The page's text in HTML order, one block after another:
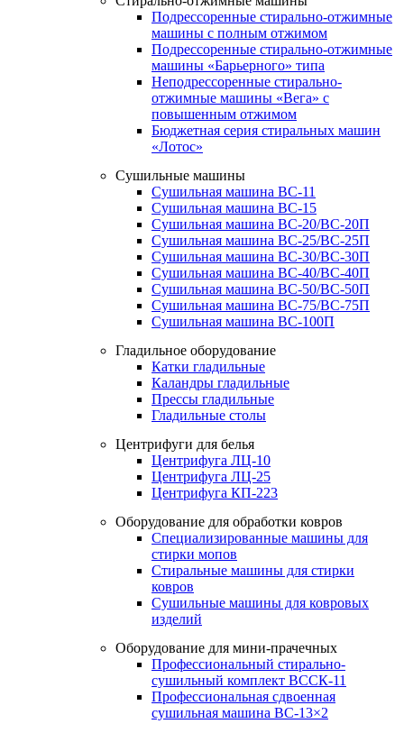
Подрессоренные стирально-отжимные
машины с полным отжимом
Подрессоренные стирально-отжимные
машины «Барьерного» типа
Неподрессоренные стирально-
отжимные машины «Вега» с
повышенным отжимом
Бюджетная серия стиральных машин
«Лотос»
Сушильные машины
Сушильная машина ВС-11
Сушильная машина ВС-15
Сушильная машина ВС-20/ВС-20П
Сушильная машина ВС-25/ВС-25П
Сушильная машина ВС-30/ВС-30П
Сушильная машина ВС-40/ВС-40П
Сушильная машина ВС-50/ВС-50П
Сушильная машина ВС-75/ВС-75П
Сушильная машина ВС-100П
Гладильное оборудование
Катки гладильные
Каландры гладильные
Прессы гладильные
Гладильные столы
Центрифуги для белья
Центрифуга ЛЦ-10
Центрифуга ЛЦ-25
Центрифуга КП-223
Оборудование для обработки ковров
Специализированные машины для
стирки мопов
Стиральные машины для стирки
ковров
Сушильные машины для ковровых
изделий
Оборудование для мини-прачечных
Профессиональный стирально-
сушильный комплект ВССК-11
Профессиональная сдвоенная
сушильная машина ВС-13×2